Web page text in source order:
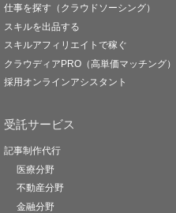
仕事を探す（クラウドソーシング）
スキルを出品する
スキルアフィリエイトで稼ぐ
クラウディアPRO（高単価マッチング）
採用オンラインアシスタント
受託サービス
記事制作代行
医療分野
不動産分野
金融分野